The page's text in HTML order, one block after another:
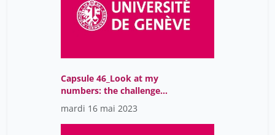
Capsule 46_Look at my
numbers: the challenges
of data visualization
mardi 16 mai 2023